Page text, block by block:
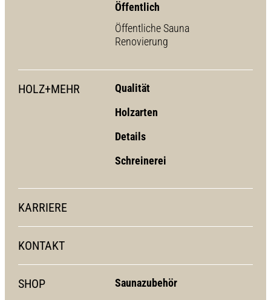
Öffentlich
Öffentliche Sauna
Renovierung
HOLZ+MEHR
Qualität
Holzarten
Details
Schreinerei
KARRIERE
KONTAKT
SHOP
Saunazubehör